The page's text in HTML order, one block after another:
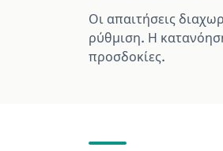
Οι απαιτήσεις
ρύθμιση. Η
προσδοκίες.